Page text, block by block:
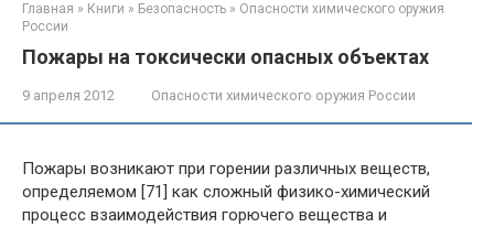
Главная » Книги » Безопасность » Опасности химического оружия
России
Пожары на токсически опасных объектах
9 апреля 2012 Опасности химического оружия России
Пожары возникают при горении различных ве­ществ,
определяемом [71] как сложный физико-хими­ческий
процесс взаимодействия горючего вещества и